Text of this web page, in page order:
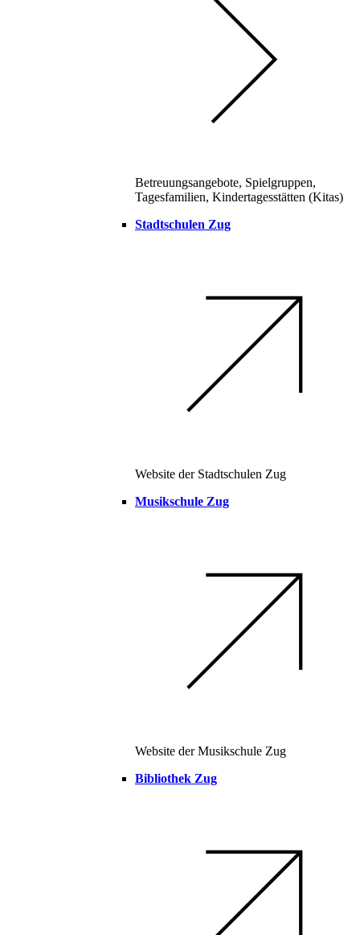
Betreuungsangebote, Spielgruppen,
Tagesfamilien, Kindertagesstätten (Kitas)
Stadtschulen Zug
Website der Stadtschulen Zug
Musikschule Zug
Website der Musikschule Zug
Bibliothek Zug